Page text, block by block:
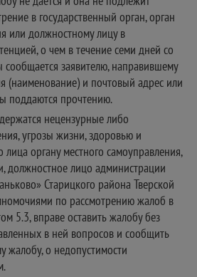
в государственный орган, орган
или должностному лицу в
о чем в течение семи дней со
заявителю, направившему
(наименование) и почтовый адрес или
поддаются прочтению.
нецензурные либо
угрозы жизни, здоровью и
органу местного самоуправления,
должностное лицо администрации
Старицкого района Тверской
по рассмотрению жалоб в
5.3, вправе оставить жалобу без
в ней вопросов и сообщить
жалобу, о недопустимости